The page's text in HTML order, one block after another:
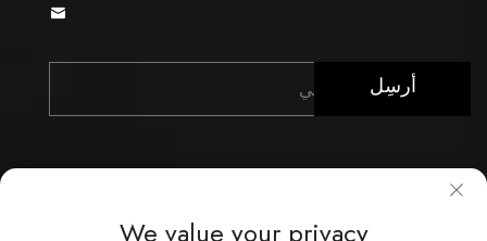
أرسِل
We value your privacy